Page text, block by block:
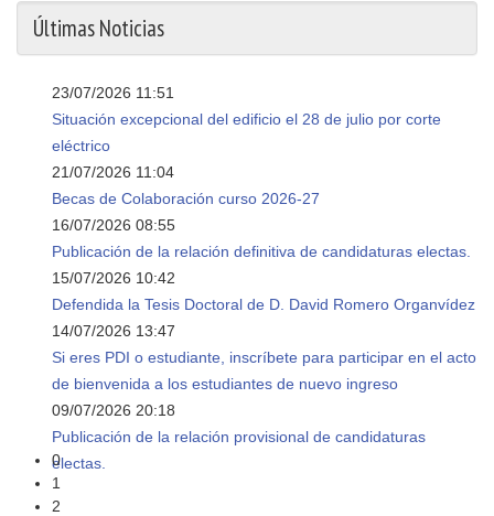
0
1
2
Últimas Noticias
23/07/2026 11:51
Situación excepcional del edificio el 28 de julio por corte
eléctrico
21/07/2026 11:04
Becas de Colaboración curso 2026-27
16/07/2026 08:55
Publicación de la relación definitiva de candidaturas electas.
15/07/2026 10:42
Defendida la Tesis Doctoral de D. David Romero Organvídez
14/07/2026 13:47
Si eres PDI o estudiante, inscríbete para participar en el acto
de bienvenida a los estudiantes de nuevo ingreso
09/07/2026 20:18
Publicación de la relación provisional de candidaturas
electas.